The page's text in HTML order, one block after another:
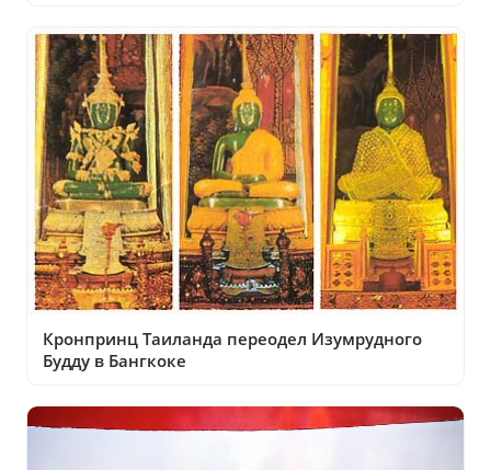
Кронпринц Таиланда переодел Изумрудного
Будду в Бангкоке